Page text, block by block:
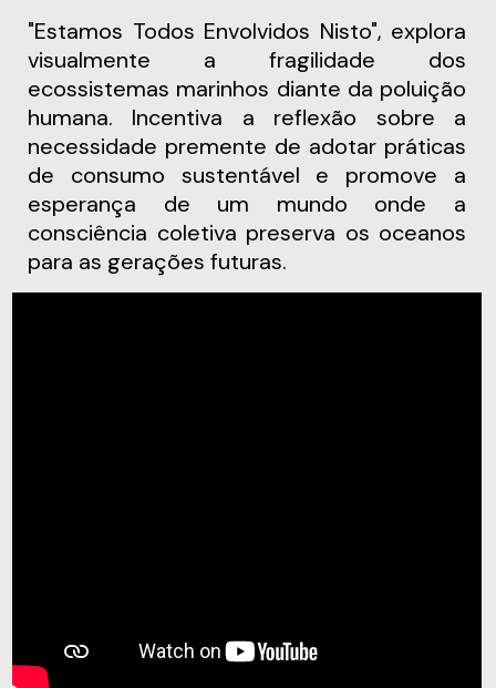
"Estamos Todos Envolvidos Nisto", explora
visualmente a fragilidade dos
ecossistemas marinhos diante da poluição
humana. Incentiva a reflexão sobre a
necessidade premente de adotar práticas
de consumo sustentável e promove a
esperança de um mundo onde a
consciência coletiva preserva os oceanos
para as gerações futuras.